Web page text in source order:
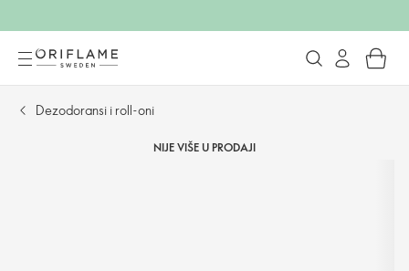
Dezodoransi i roll-oni
NIJE VIŠE U PRODAJI